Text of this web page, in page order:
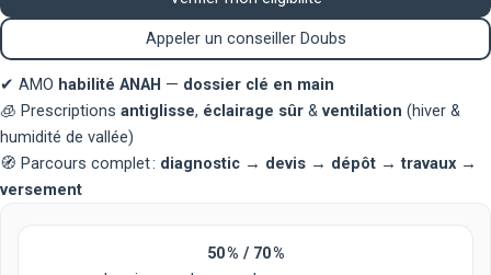
Appeler un conseiller Doubs
✔ AMO habilité ANAH — dossier clé en main
🧊 Prescriptions antiglisse, éclairage sûr & ventilation (hiver &
humidité de vallée)
🧭 Parcours complet : diagnostic → devis → dépôt → travaux →
versement
50 % / 70 %